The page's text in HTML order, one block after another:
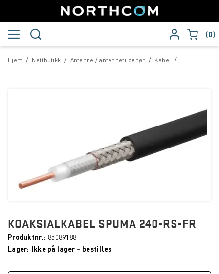
0
/
Hjem /
Nettbutikk /
Antenne / antennetilbehør /
Kabel
KOAKSIALKABEL SPUMA 240-RS-FR
Produktnr.
85089188
Lager
Ikke på lager – bestilles